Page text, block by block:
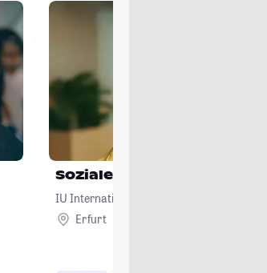
Soziale Arbeit
IU Internationale Hochschule
Erfurt